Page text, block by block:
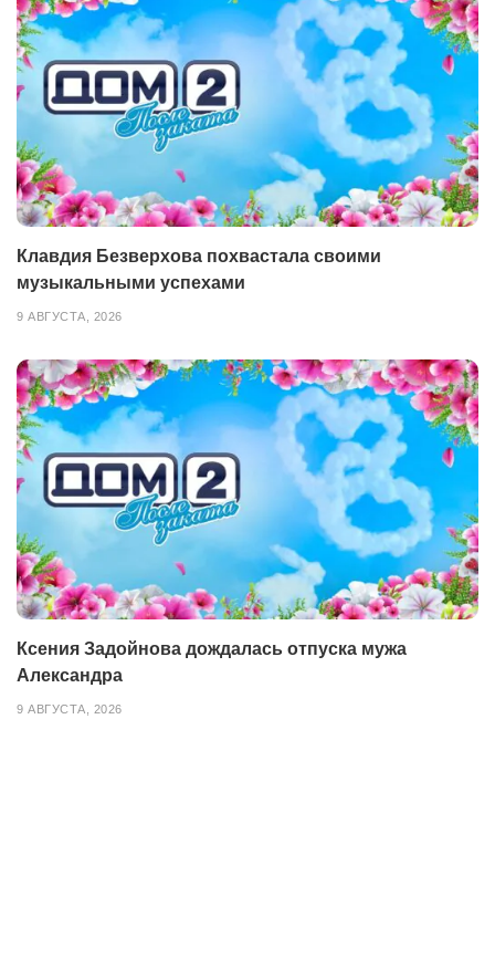
Клавдия Безверхова похвастала своими
музыкальными успехами
9 АВГУСТА, 2026
Ксения Задойнова дождалась отпуска мужа
Александра
9 АВГУСТА, 2026